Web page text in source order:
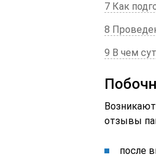
7 Как
8
9 В чем
отзывы
после